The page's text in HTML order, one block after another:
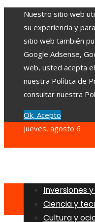
Nuestro sitio web
su experiencia y
sitio web también
Google Adsense,
web, usted acepta
nuestra Política de
consultar nuestra
Ok, Acepto
jueves, agosto 6
Inversiones
Ciencia y
Cultura y